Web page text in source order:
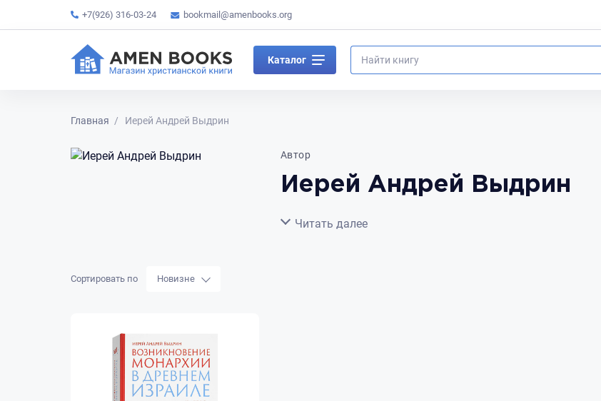
+7(926) 316-03-24 bookmail@amenbooks.org
Каталог
Главная Иерей Андрей Выдрин
Автор
Иерей Андрей Выдрин
Свернуть
Читать далее
Сортировать по Новизне